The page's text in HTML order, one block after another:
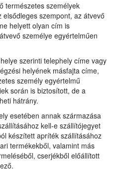
természetes személyek
szempont, az átvevő
helyett olyan cím is
személye egyértelműen
szerinti telephely címe vagy
helyének másfajta címe,
személy egyértelmű
során is biztosított, de a
hátrány.
esetében annak származása
kell-e szállítójegyet
készített apríték szállításához
termékekből, valamint más
cserjékből előállított